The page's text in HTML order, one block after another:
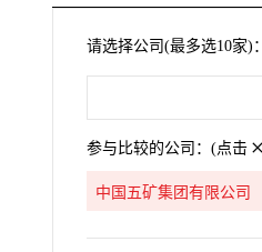
请选择公司(最多选10家)：
参与比较的公司：(点击
中国五矿集团有限公司